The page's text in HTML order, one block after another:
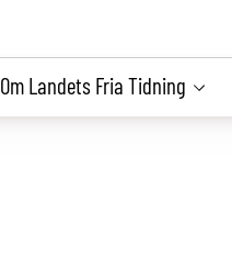
Om Landets Fria Tidning